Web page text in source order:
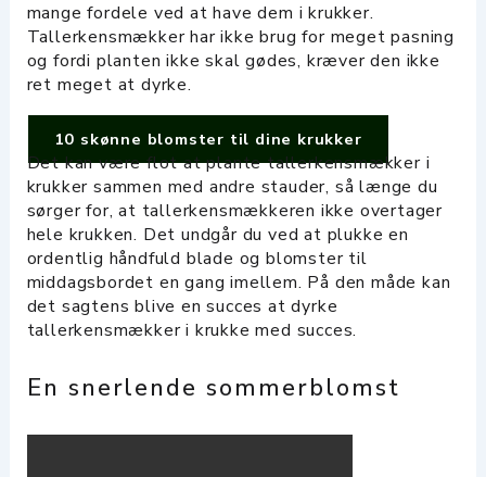
mange fordele ved at have dem i krukker.
Tallerkensmækker har ikke brug for meget pasning
og fordi planten ikke skal gødes, kræver den ikke
ret meget at dyrke.
10 skønne blomster til dine krukker
Det kan være flot at plante tallerkensmækker i
krukker sammen med andre stauder, så længe du
sørger for, at tallerkensmækkeren ikke overtager
hele krukken. Det undgår du ved at plukke en
ordentlig håndfuld blade og blomster til
middagsbordet en gang imellem. På den måde kan
det sagtens blive en succes at dyrke
tallerkensmækker i krukke med succes.
En snerlende sommerblomst